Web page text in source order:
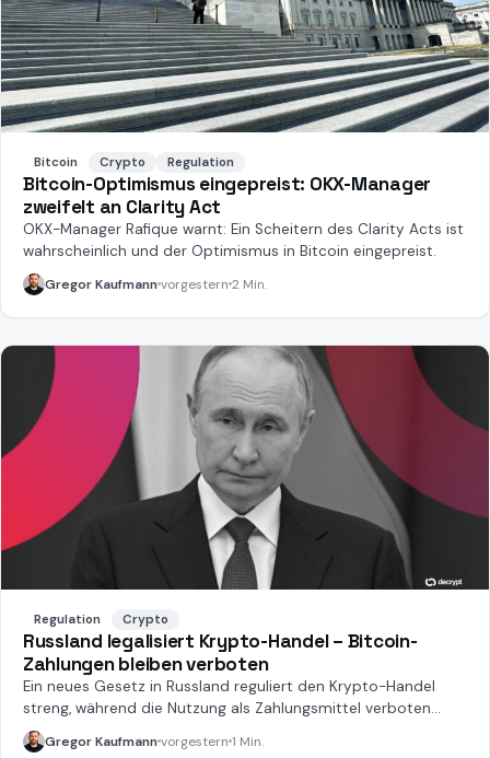
Bitcoin Crypto Regulation
Bitcoin-Optimismus eingepreist: OKX-Manager
zweifelt an Clarity Act
OKX-Manager Rafique warnt: Ein Scheitern des Clarity Acts ist
wahrscheinlich und der Optimismus in Bitcoin eingepreist.
Gregor Kaufmannvorgestern 2 Min.
Regulation Crypto
Russland legalisiert Krypto-Handel – Bitcoin-
Zahlungen bleiben verboten
Ein neues Gesetz in Russland reguliert den Krypto-Handel
streng, während die Nutzung als Zahlungsmittel verboten
bleibt.
Gregor Kaufmannvorgestern 1 Min.